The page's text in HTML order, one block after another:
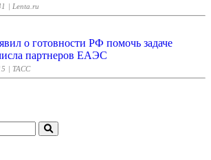
| Lenta.ru
о готовности РФ помочь задаче
партнеров ЕАЭС
| ТАСС